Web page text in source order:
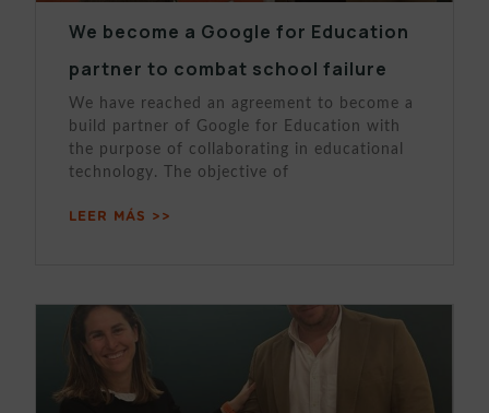
We become a Google for Education
partner to combat school failure
We have reached an agreement to become a
build partner of Google for Education with
the purpose of collaborating in educational
technology. The objective of
LEER MÁS >>